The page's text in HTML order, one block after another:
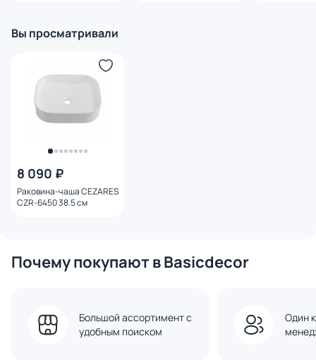
Вы просматривали
8 090 ₽
Раковина-чаша CEZARES
CZR-6450 38.5 см
Почему покупают в Basicdecor
Большой ассортимент с
удобным поиском
Один